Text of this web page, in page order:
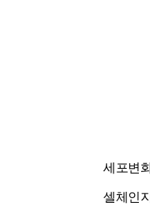
세포변
셀체인